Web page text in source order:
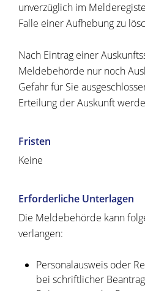
unverzüglich im
Falle einer Aufhebung zu
Nach Eintrag einer
Meldebehörde nur noch
Gefahr für Sie
Erteilung der Auskunft
Fristen
Keine
Erforderliche Unterlagen
Die Meldebehörde kann
verlangen:
Personalausweis oder
bei schriftlicher